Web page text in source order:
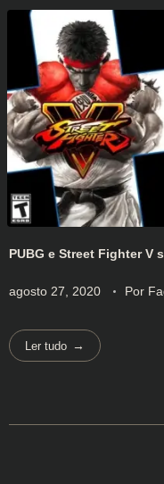
PUBG e Street Fighter V
agosto 27, 2020 Por
Ler tudo